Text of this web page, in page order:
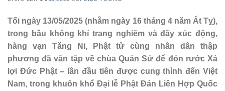
Tối ngày 13/05/2025 (nhằm ngày 16 tháng 4 năm Ất Tỵ),
trong bầu không khí trang nghiêm và đầy xúc động,
hàng vạn Tăng Ni, Phật tử cùng nhân dân thập
phương đã vân tập về chùa Quán Sứ để đón rước Xá
lợi Đức Phật – lần đầu tiên được cung thỉnh đến Việt
Nam, trong khuôn khổ Đại lễ Phật Đản Liên Hợp Quốc